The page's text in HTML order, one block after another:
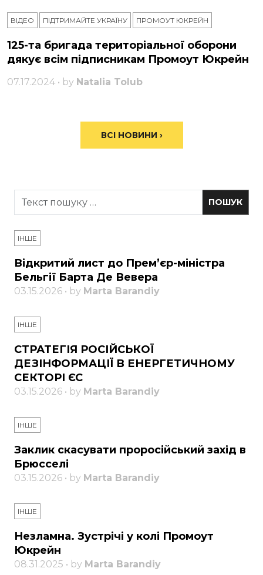
ВІДЕО ПІДТРИМАЙТЕ УКРАЇНУ ПРОМОУТ ЮКРЕЙН
125-та бригада територіальної оборони
дякує всім підписникам Промоут Юкрейн
07.17.2024 • by Natalia Tolub
ВСІ НОВИНИ ›
ІНШЕ
Відкритий лист до Прем’єр-міністра
Бельгії Барта Де Вевера
03.15.2026 • by Marta Barandiy
ІНШЕ
СТРАТЕГІЯ РОСІЙСЬКОЇ
ДЕЗІНФОРМАЦІЇ В ЕНЕРГЕТИЧНОМУ
СЕКТОРІ ЄС
03.15.2026 • by Marta Barandiy
ІНШЕ
Заклик скасувати проросійський захід в
Брюсселі
03.15.2026 • by Marta Barandiy
ІНШЕ
Незламна. Зустрічі у колі Промоут
Юкрейн
08.31.2025 • by Marta Barandiy